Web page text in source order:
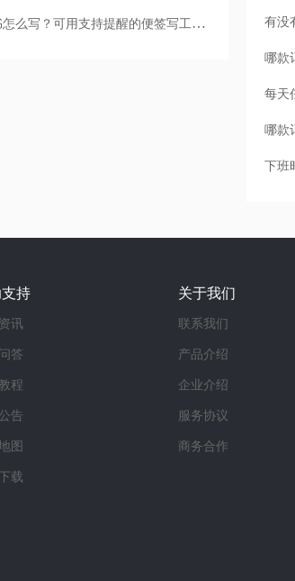
工作计划报告书怎么写？可用支持提醒的便签写工作计划报告书
每天
下班
持
讯
答
程
告
图
载
关于我们
联系我们
产品介绍
企业介绍
服务协议
商务合作